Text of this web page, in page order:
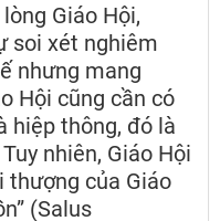
Giáo Hội,
soi xét nghiêm
nhưng mang
Hội cũng cần có
hiệp thông, đó là
nhiên, Giáo Hội
thượng của Giáo
(Salus